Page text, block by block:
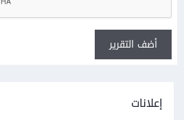
أضف التقرير
إعلانات